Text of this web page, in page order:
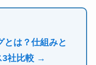
とは？仕組みと
3社比較 →